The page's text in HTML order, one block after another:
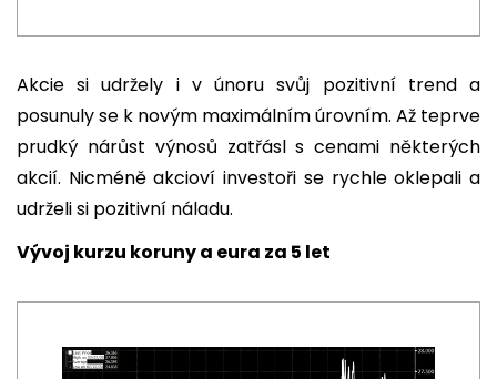
Akcie si udržely i v únoru svůj pozitivní trend a
posunuly se k novým maximálním úrovním. Až teprve
prudký nárůst výnosů zatřásl s cenami některých
akcií. Nicméně akcioví investoři se rychle oklepali a
udrželi si pozitivní náladu.
Vývoj kurzu koruny a eura za 5 let